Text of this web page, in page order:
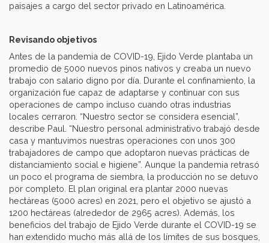
paisajes a cargo del sector privado en Latinoamérica.
Revisando objetivos
Antes de la pandemia de COVID-19, Ejido Verde plantaba un
promedio de 5000 nuevos pinos nativos y creaba un nuevo
trabajo con salario digno por día. Durante el confinamiento, la
organización fue capaz de adaptarse y continuar con sus
operaciones de campo incluso cuando otras industrias
locales cerraron. “Nuestro sector se considera esencial”,
describe Paul. “Nuestro personal administrativo trabajó desde
casa y mantuvimos nuestras operaciones con unos 300
trabajadores de campo que adoptaron nuevas prácticas de
distanciamiento social e higiene”. Aunque la pandemia retrasó
un poco el programa de siembra, la producción no se detuvo
por completo. El plan original era plantar 2000 nuevas
hectáreas (5000 acres) en 2021, pero el objetivo se ajustó a
1200 hectáreas (alrededor de 2965 acres). Además, los
beneficios del trabajo de Ejido Verde durante el COVID-19 se
han extendido mucho más allá de los límites de sus bosques,